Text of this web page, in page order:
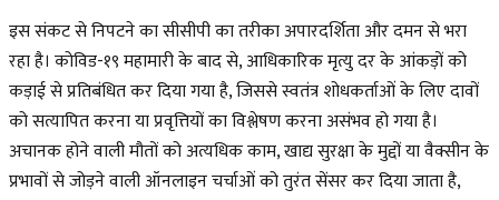
इस संकट से निपटने का सीसीपी का तरीका अपारदर्शिता और दमन से भरा
रहा है। कोविड-१९ महामारी के बाद से, आधिकारिक मृत्यु दर के आंकड़ों को
कड़ाई से प्रतिबंधित कर दिया गया है, जिससे स्वतंत्र शोधकर्ताओं के लिए दावों
को सत्यापित करना या प्रवृत्तियों का विश्लेषण करना असंभव हो गया है।
अचानक होने वाली मौतों को अत्यधिक काम, खाद्य सुरक्षा के मुद्दों या वैक्सीन के
प्रभावों से जोड़ने वाली ऑनलाइन चर्चाओं को तुरंत सेंसर कर दिया जाता है,